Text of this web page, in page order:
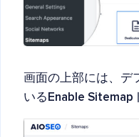
画面の上部には、デ
いるEnable Sitemap